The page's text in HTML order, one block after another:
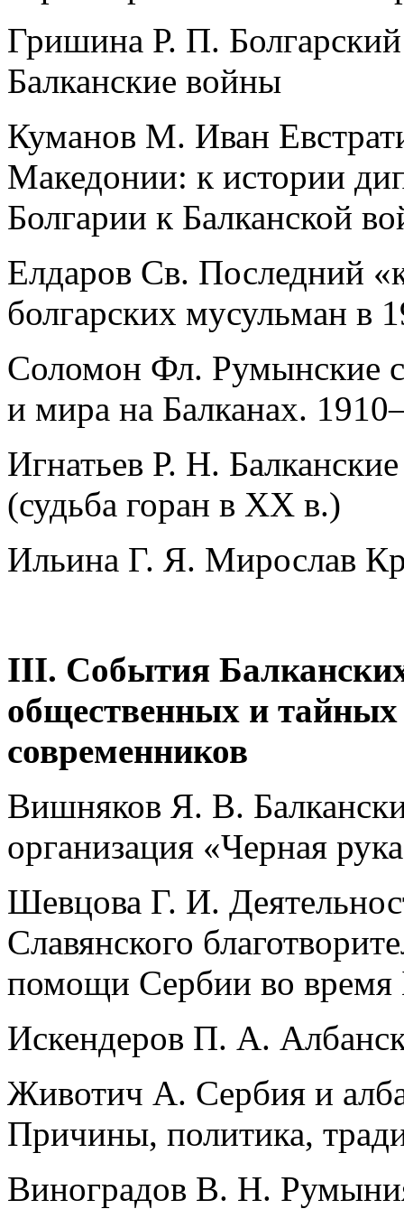
Гришина Р. П.
Балканские войны
Куманов M. Иван
Македонии: к истории
Болгарии к Балканской
Елдаров Св. Последний
болгарских мусульман в
Соломон Фл. Румынские
и мира на Балканах.
Игнатьев Р. Н.
(судьба горан в XX в.)
Ильина Г. Я. Мирослав
III. События
общественных и
современников
Вишняков Я. В.
организация «Черная
Шевцова Г. И.
Славянского
помощи Сербии во время
Искендеров П. А.
Животич А. Сербия и
Причины, политика,
Виноградов В. Н.